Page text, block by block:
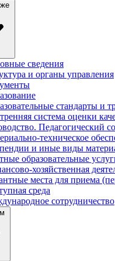
сведения
и органы управления
стандарты и
система оценки
Педагогический
техническое
и иные виды
образовательные
хозяйственная
места для приема
среда
сотрудничество